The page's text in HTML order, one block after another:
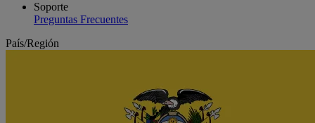
Soporte
Preguntas Frecuentes
País/Región